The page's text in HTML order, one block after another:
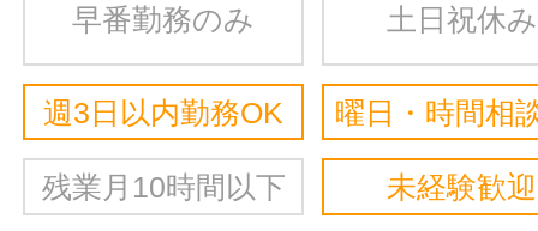
早番勤務のみ 土日祝休み
週3日以内勤務OK 曜日・時間相
残業月10時間以下 未経験歓迎